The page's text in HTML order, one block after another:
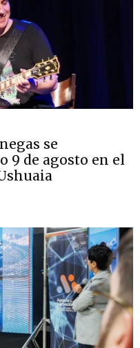
se
9 de agosto en el